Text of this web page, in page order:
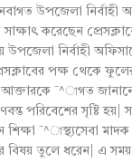
উপজেলা নির্বাহী
করেছেন
উপজেলা নির্বাহী
পক্ষ থেকে
¯^াগত
পরিবেশের সৃষ্টি হয়|
শিক্ষা ¯^াস্থ্যসেবা
বিষয় তুলে ধরেন| এ